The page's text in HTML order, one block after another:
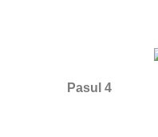
Pasul 4